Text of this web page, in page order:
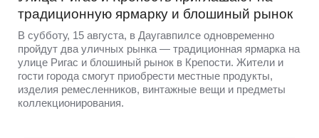
традиционную ярмарку и блошиный рынок
В субботу, 15 августа, в Даугавпилсе одновременно
пройдут два уличных рынка — традиционная ярмарка на
улице Ригас и блошиный рынок в Крепости. Жители и
гости города смогут приобрести местные продукты,
изделия ремесленников, винтажные вещи и предметы
коллекционирования.